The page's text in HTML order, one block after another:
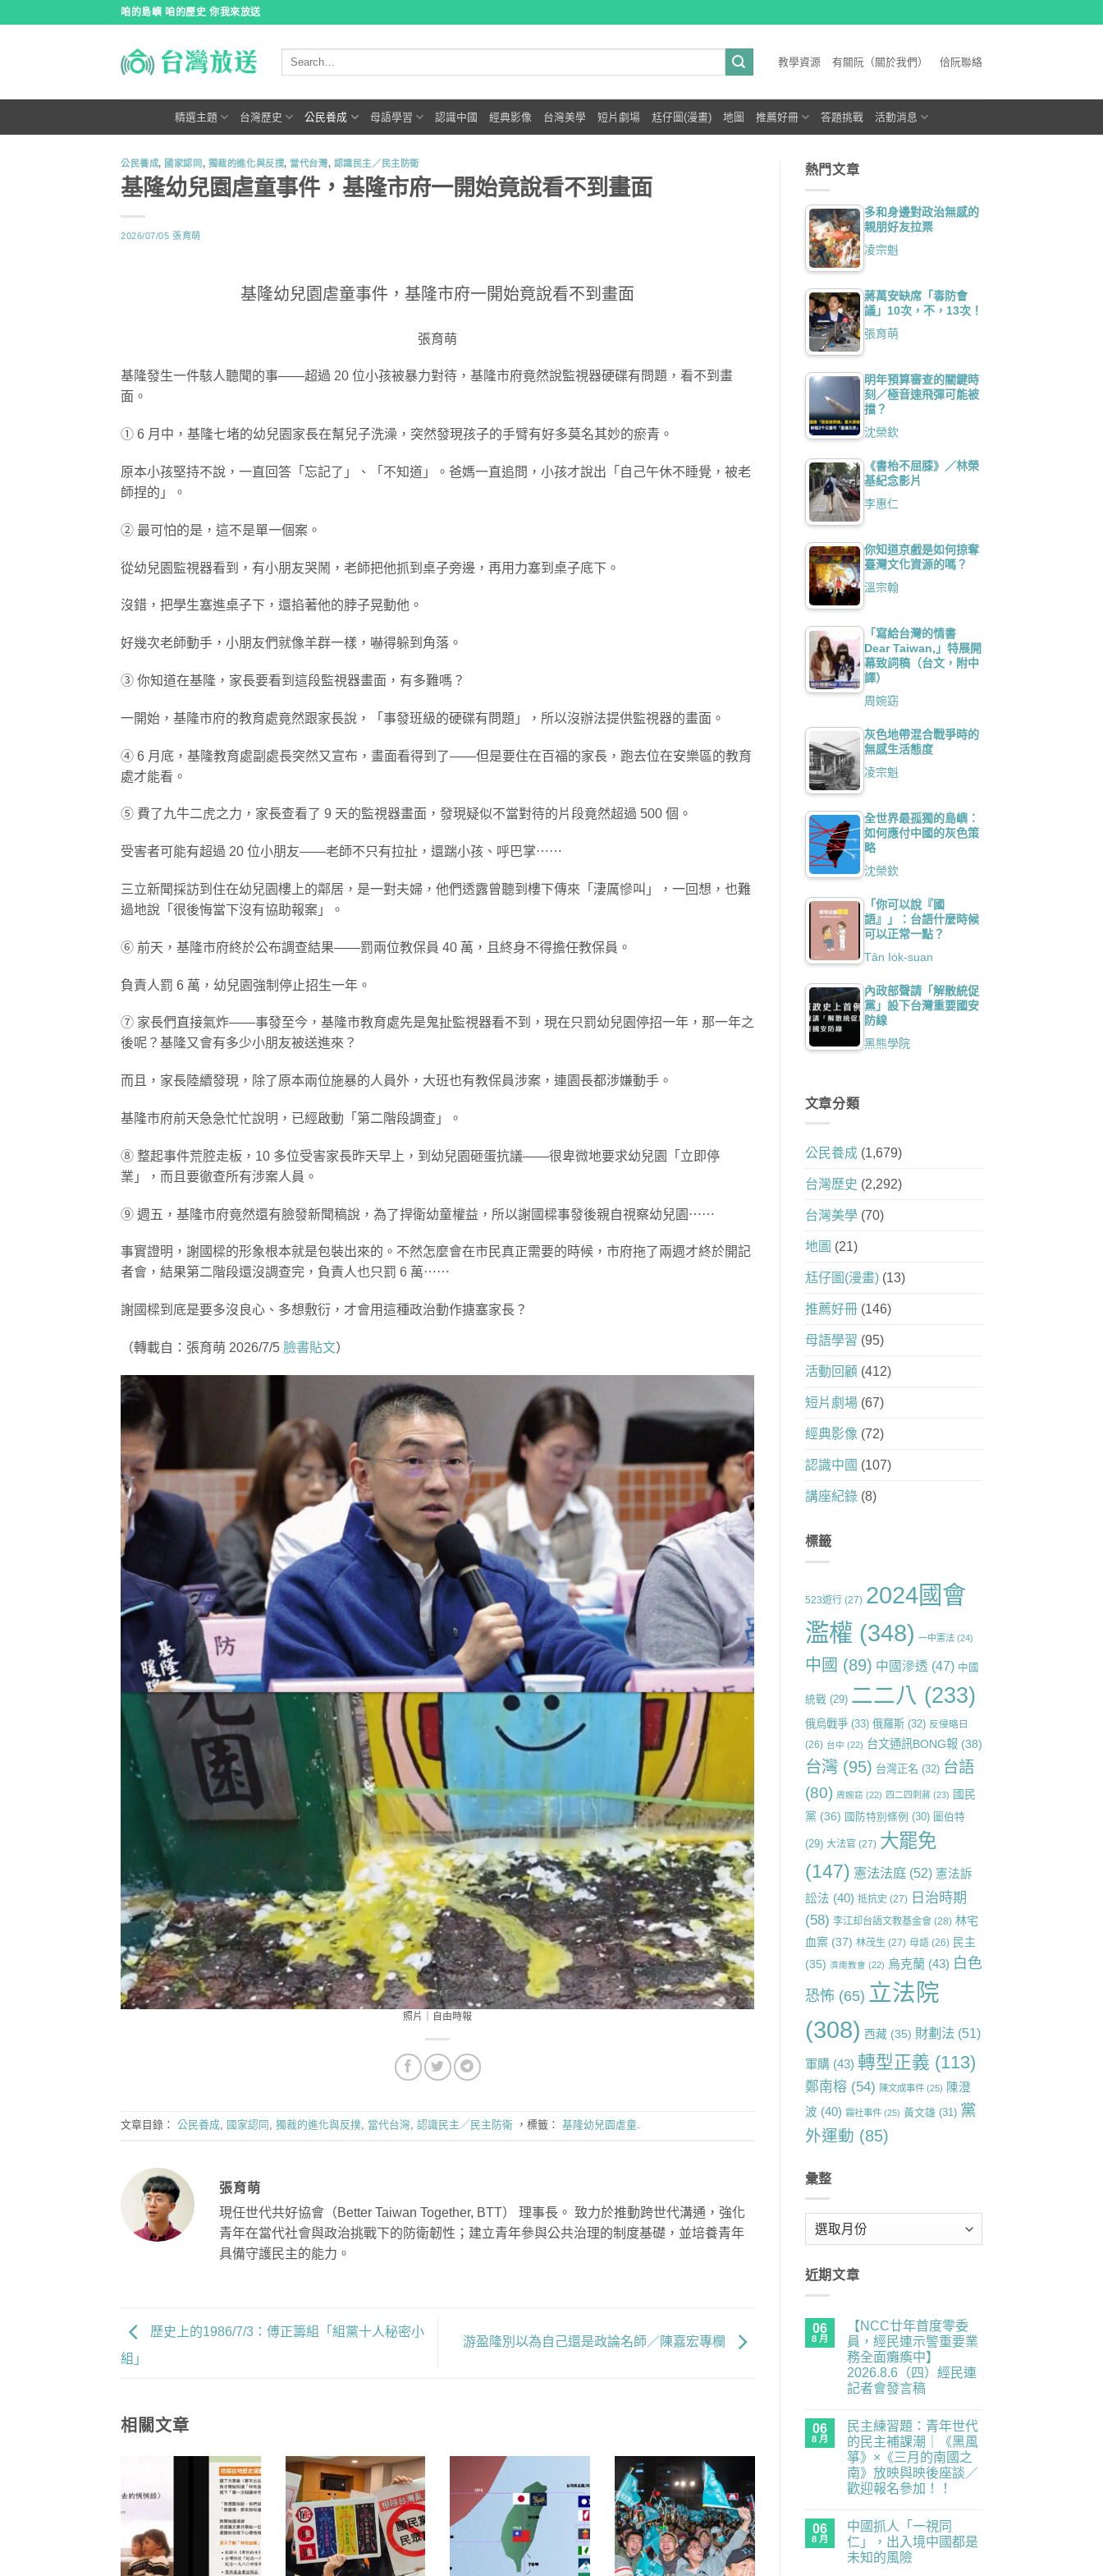
咱的島嶼 咱的歷史 你我來放送
教學資源 有關阮（關於我們） 佮阮聯絡
精選主題 台灣歷史 公民養成 母語學習 認識中國 經典影像 台灣美學 短片劇場 尪仔圖(漫畫) 地圖 推薦好冊 答題挑戰 活動消息
公民養成, 國家認同, 獨裁的進化與反撲, 當代台灣, 認識民主／民主防衛
基隆幼兒園虐童事件，基隆市府一開始竟說看不到畫面
2026/07/05 張育萌
基隆幼兒園虐童事件，基隆市府一開始竟說看不到畫面
張育萌
基隆發生一件駭人聽聞的事——超過 20 位小孩被暴力對待，基隆市府竟然說監視器硬碟有問題，看不到畫
面。
① 6 月中，基隆七堵的幼兒園家長在幫兒子洗澡，突然發現孩子的手臂有好多莫名其妙的瘀青。
原本小孩堅持不說，一直回答「忘記了」、「不知道」。爸媽一直追問，小孩才說出「自己午休不睡覺，被老
師捏的」。
② 最可怕的是，這不是單一個案。
從幼兒園監視器看到，有小朋友哭鬧，老師把他抓到桌子旁邊，再用力塞到桌子底下。
沒錯，把學生塞進桌子下，還掐著他的脖子晃動他。
好幾次老師動手，小朋友們就像羊群一樣，嚇得躲到角落。
③ 你知道在基隆，家長要看到這段監視器畫面，有多難嗎？
一開始，基隆市府的教育處竟然跟家長說，「事發班級的硬碟有問題」，所以沒辦法提供監視器的畫面。
④ 6 月底，基隆教育處副處長突然又宣布，畫面看得到了——但是要住在百福的家長，跑去位在安樂區的教育
處才能看。
⑤ 費了九牛二虎之力，家長查看了 9 天的監視器畫面，發現疑似不當對待的片段竟然超過 500 個。
受害者可能有超過 20 位小朋友——老師不只有拉扯，還踹小孩、呼巴掌⋯⋯
三立新聞採訪到住在幼兒園樓上的鄰居，是一對夫婦，他們透露曾聽到樓下傳來「淒厲慘叫」，一回想，也難
過地說「很後悔當下沒有協助報案」。
⑥ 前天，基隆市府終於公布調查結果——罰兩位教保員 40 萬，且終身不得擔任教保員。
負責人罰 6 萬，幼兒園強制停止招生一年。
⑦ 家長們直接氣炸——事發至今，基隆市教育處先是鬼扯監視器看不到，現在只罰幼兒園停招一年，那一年之
後呢？基隆又會有多少小朋友被送進來？
而且，家長陸續發現，除了原本兩位施暴的人員外，大班也有教保員涉案，連園長都涉嫌動手。
基隆市府前天急急忙忙說明，已經啟動「第二階段調查」。
⑧ 整起事件荒腔走板，10 多位受害家長昨天早上，到幼兒園砸蛋抗議——很卑微地要求幼兒園「立即停
業」，而且要徹查所有涉案人員。
⑨ 週五，基隆市府竟然還有臉發新聞稿說，為了捍衛幼童權益，所以謝國樑事發後親自視察幼兒園⋯⋯
事實證明，謝國樑的形象根本就是包裝出來的。不然怎麼會在市民真正需要的時候，市府拖了兩週才終於開記
者會，結果第二階段還沒調查完，負責人也只罰 6 萬⋯⋯
謝國樑到底是要多沒良心、多想敷衍，才會用這種政治動作搪塞家長？
（轉載自：張育萌 2026/7/5 臉書貼文）
照片｜自由時報
文章目錄： 公民養成, 國家認同 , 獨裁的進化與反撲, 當代台灣, 認識民主／民主防衛 ，標籤： 基隆幼兒園虐童.
張育萌
現任世代共好協會（Better Taiwan Together, BTT） 理事長。 致力於推動跨世代溝通，強化
青年在當代社會與政治挑戰下的防衛韌性；建立青年參與公共治理的制度基礎，並培養青年
具備守護民主的能力。
歷史上的1986/7/3：傅正籌組「組黨十人秘密小
組」
游盈隆別以為自己還是政論名師／陳嘉宏專欄
相關文章
熱門文章
多和身邊對政治無感的
親朋好友拉票
凌宗魁
蔣萬安缺席「毒防會
議」10次，不，13次！
張育萌
明年預算審查的關鍵時
刻／極音速飛彈可能被
擋？
沈榮欽
《書枱不屈膝》／林榮
基紀念影片
李惠仁
你知道京戲是如何掠奪
臺灣文化資源的嗎？
溫宗翰
「寫給台灣的情書
Dear Taiwan,」特展開
幕致詞稿（台文，附中
譯）
周婉窈
灰色地帶混合戰爭時的
無感生活態度
凌宗魁
全世界最孤獨的島嶼：
如何應付中國的灰色策
略
沈榮欽
「你可以說『國
語』」：台語什麼時候
可以正常一點？
Tân Io̍k-suan
內政部聲請「解散統促
黨」設下台灣重要國安
防線
黑熊學院
文章分類
公民養成(1,679)
台灣歷史 (2,292)
台灣美學(70)
地圖 (21)
尪仔圖(漫畫)(13)
推薦好冊(146)
母語學習 (95)
活動回顧 (412)
短片劇場(67)
經典影像 (72)
認識中國 (107)
講座紀錄(8)
標籤
523遊行(27) 2024國會
濫權 (348) 一中憲法(24)
中國 (89) 中國滲透 (47) 中國
統戰 (29) 二二八 (233)
俄烏戰爭(33) 俄羅斯(32) 反侵略日
(26) 台中 (22) 台文通訊BONG報(38)
台灣(95) 台灣正名 (32) 台語
(80) 周婉窈 (22) 四二四刺蔣(23) 國民
黨 (36) 國防特別條例 (30) 圖伯特
(29) 大法官(27) 大罷免
(147) 憲法法庭(52) 憲法訴
訟法 (40) 抵抗史 (27) 日治時期
(58) 李江却台語文教基金會(28) 林宅
血案(37) 林茂生 (27) 母語(26) 民主
(35) 濟南教會 (22) 烏克蘭(43) 白色
恐怖 (65) 立法院
(308) 西藏(35) 財劃法(51)
軍購(43) 轉型正義 (113)
鄭南榕 (54) 陳文成事件(25) 陳澄
波 (40) 霧社事件(25) 黃文雄(31) 黨
外運動 (85)
彙整
近期文章
06
8 月
【NCC廿年首度零委
員，經民連示警重要業
務全面癱瘓中】
2026.8.6（四）經民連
記者會發言稿
廿
年
首
度
零
委
員，
連
示
警
重
要
留
言
06
8 月
民主練習題：青年世代
的民主補課潮｜《黑風
箏》×《三月的南國之
南》放映與映後座談／
歡迎報名參加！！
主
練
習
題：
留
言
06
8 月
中國抓人「一視同
仁」，出入境中國都是
未知的風險